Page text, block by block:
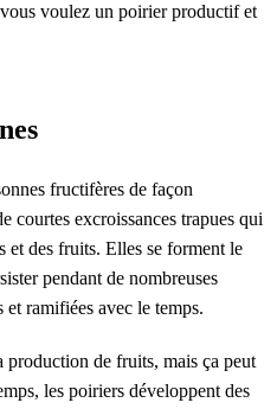
voulez un poirier productif et
fructifères de façon
courtes excroissances trapues qui
et des fruits. Elles se forment le
pendant de nombreuses
et ramifiées avec le temps.
production de fruits, mais ça peut
les poiriers développent des